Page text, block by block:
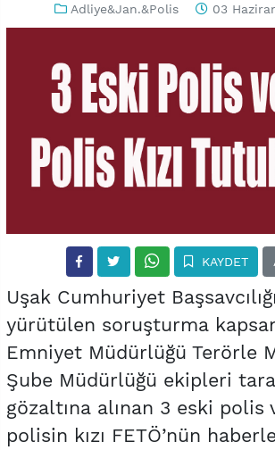
Adliye&Jan.&Polis 03
KAYDET
Uşak Cumhuriyet
yürütülen soruşturma
Emniyet Müdürlüğü Terörle
Şube Müdürlüğü ekipleri
gözaltına alınan 3 eski polis
polisin kızı FETÖ’nün